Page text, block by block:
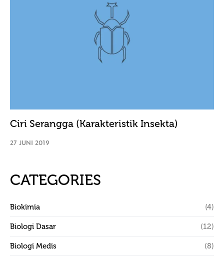
Ciri Serangga (Karakteristik Insekta)
27 JUNI 2019
CATEGORIES
Biokimia (4)
Biologi Dasar (12)
Biologi Medis (8)